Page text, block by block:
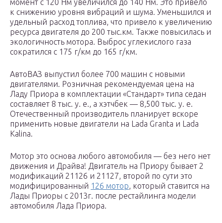
момент с 120 Нм увеличился до 140 Нм. Это привело
к снижению уровня вибраций и шума. Уменьшился и
удельный расход топлива, что привело к увеличению
ресурса двигателя до 200 тыс.км. Также повысилась и
экологичность мотора. Выброс углекислого газа
сократился с 175 г/км до 165 г/км.
АвтоВАЗ выпустил более 700 машин с новыми
двигателями. Розничная рекомендуемая цена на
Ладу Приора в комплектации «Стандарт» типа седан
составляет 8 тыс. у. е., а хэтчбек — 8,500 тыс. у. е.
Отечественный производитель планирует вскоре
применить новые двигатели на Lada Granta и Lada
Kalina.
Мотор это основа любого автомобиля — без него нет
движения и Драйва! Двигатель на Приору бывает 2
модификаций 21126 и 21127, второй по сути это
модифицированный 126 мотор, который ставится на
Лады Приоры с 2013г. после рестайлинга модели
автомобиля Лада Приора.